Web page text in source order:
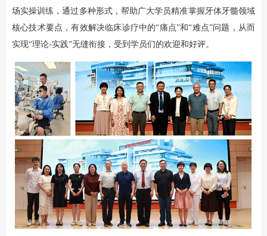
场实操训练，通过多种形式，帮助广大学员精准掌握牙体牙髓领域
核心技术要点，有效解决临床诊疗中的“痛点”和“难点”问题，从而
实现“理论-实践”无缝衔接，受到学员们的欢迎和好评。